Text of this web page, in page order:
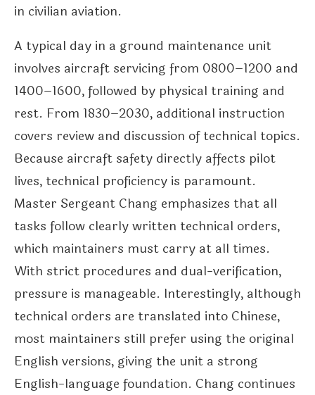
in civilian aviation.
A typical day in a ground maintenance unit
involves aircraft servicing from 0800–1200 and
1400–1600, followed by physical training and
rest. From 1830–2030, additional instruction
covers review and discussion of technical topics.
Because aircraft safety directly affects pilot
lives, technical proficiency is paramount.
Master Sergeant Chang emphasizes that all
tasks follow clearly written technical orders,
which maintainers must carry at all times.
With strict procedures and dual-verification,
pressure is manageable. Interestingly, although
technical orders are translated into Chinese,
most maintainers still prefer using the original
English versions, giving the unit a strong
English-language foundation. Chang continues